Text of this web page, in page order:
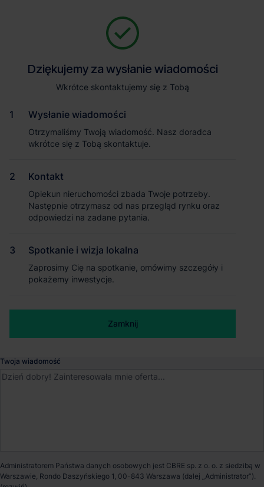
Magazyn Panattoni Park Bielsko III
Dostępna powierzchnia 0 m²
Powierzchnia parku
Dziękujemy za wysłanie wiadomości
Wkrótce skontaktujemy się z Tobą
Wysłanie wiadomości
Otrzymaliśmy Twoją wiadomość. Nasz doradca
wkrótce się z Tobą skontaktuje.
Kontakt
Opiekun nieruchomości zbada Twoje potrzeby.
Następnie otrzymasz od nas przegląd rynku oraz
odpowiedzi na zadane pytania.
Spotkanie i wizja lokalna
Zaprosimy Cię na spotkanie, omówimy szczegóły i
pokażemy inwestycje.
Zamknij
Jesteśmy tu, żeby Ci pomóc. Niezależnie od tego, na jakim etapie
pomożemy Ci wybrać najlepszą ofertę. Napisz do nas!
Imię i nazwisko
Nazwa firmy
Email służbowy
Twoja wiadomość
Administratorem Państwa danych osobowych jest CBRE sp. z o. o. z siedzibą w
Warszawie, Rondo Daszyńskiego 1, 00-843 Warszawa (dalej „Administrator”).
Dziękujemy za wysłanie wiadomości
Wkrótce skontaktujemy się z Tobą
Wysłanie wiadomości
Otrzymaliśmy Twoją wiadomość. Nasz doradca
wkrótce się z Tobą skontaktuje.
Kontakt
Opiekun nieruchomości zbada Twoje potrzeby.
Następnie otrzymasz od nas przegląd rynku oraz
odpowiedzi na zadane pytania.
Spotkanie i wizja lokalna
Zaprosimy Cię na spotkanie, omówimy szczegóły i
pokażemy inwestycje.
Zamknij